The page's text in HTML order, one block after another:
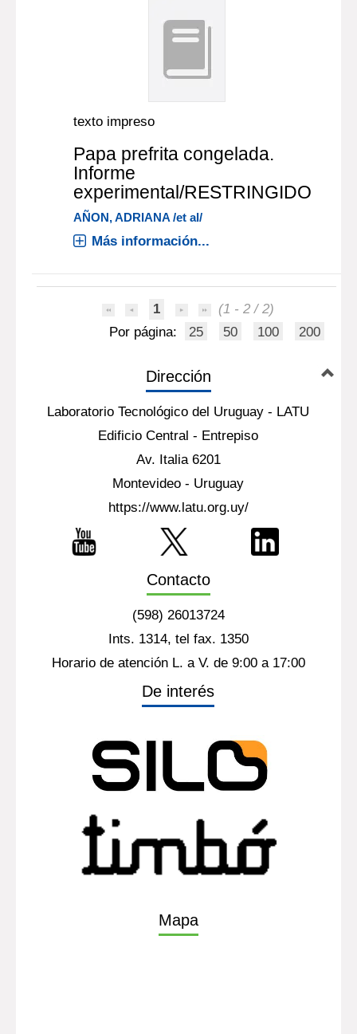
texto impreso
Papa prefrita congelada.
Informe
experimental/RESTRINGIDO
AÑON, ADRIANA /et al/
Más información...
1
(1 - 2 / 2)
Por página:
25 50 100 200
Dirección
Laboratorio Tecnológico del Uruguay - LATU
Edificio Central - Entrepiso
Av. Italia 6201
Montevideo - Uruguay
https://www.latu.org.uy/
Contacto
(598) 26013724
Ints. 1314, tel fax. 1350
Horario de atención L. a V. de 9:00 a 17:00
De interés
Mapa